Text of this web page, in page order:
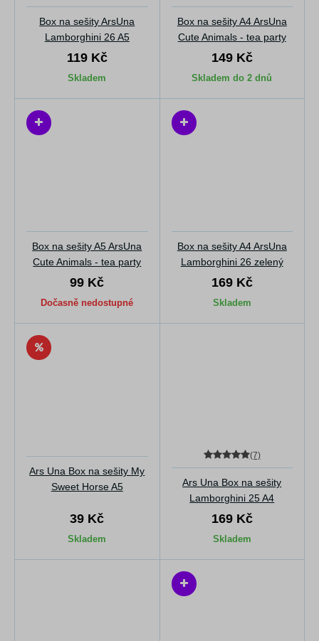
Box na sešity ArsUna
Lamborghini 26 A5
119 Kč
Skladem
Box na sešity A4 ArsUna
Cute Animals - tea party
149 Kč
Skladem do 2 dnů
Box na sešity A5 ArsUna
Cute Animals - tea party
99 Kč
Dočasně nedostupné
Box na sešity A4 ArsUna
Lamborghini 26 zelený
169 Kč
Skladem
Ars Una Box na sešity My
Sweet Horse A5
39 Kč
Skladem
(7)
Ars Una Box na sešity
Lamborghini 25 A4
169 Kč
Skladem